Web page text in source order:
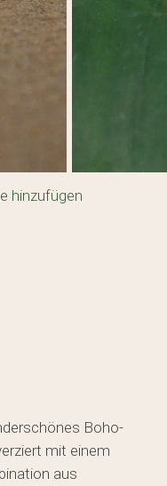
hinzufügen
Boho-
mit einem
aus